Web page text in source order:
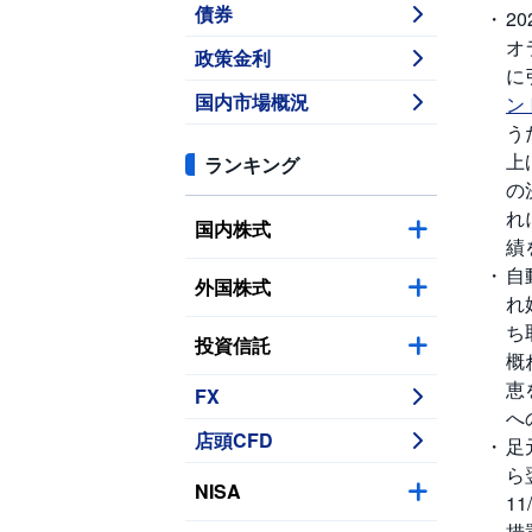
債券
政策金利
国内市場概況
ランキング
国内株式
外国株式
投資信託
FX
店頭CFD
NISA
オ
に
ン
上
の
れ
績
自
れ
ち
概
恵
へ
足
ら